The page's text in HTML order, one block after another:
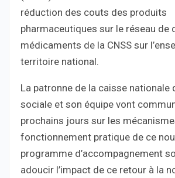
réduction des couts des produits
pharmaceutiques sur le réseau de
médicaments de la CNSS sur
territoire national.
La patronne de la caisse nationale
sociale et son équipe vont
prochains jours sur les
fonctionnement pratique de ce
programme d’accompagnement
adoucir l’impact de ce retour à la